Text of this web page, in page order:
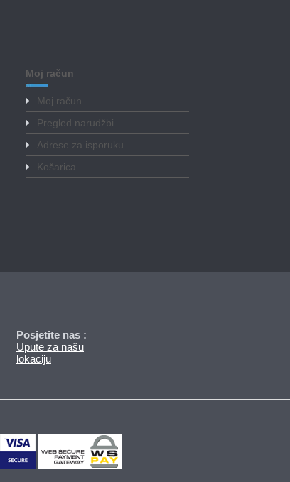
Moj račun
Moj račun
Pregled narudžbi
Adrese za isporuku
Košarica
Posjetite nas :
Upute za našu
lokaciju